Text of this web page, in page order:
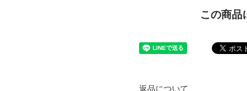
この商品